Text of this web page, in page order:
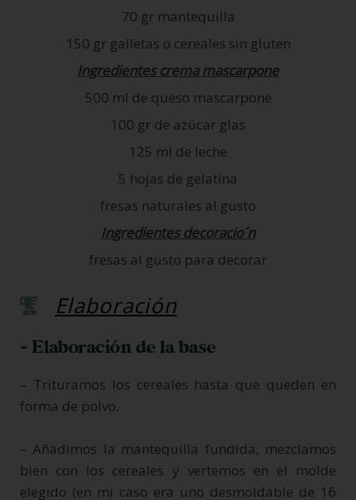
70 gr mantequilla
150 gr galletas o cereales sin gluten
Ingredientes crema mascarpone
500 ml de queso mascarpone
100 gr de azúcar glas
125 ml de leche
5 hojas de gelatina
fresas naturales al gusto
Ingredientes decoracio´n
fresas al gusto para decorar
Elaboración
- Elaboración de la base
– Trituramos los cereales hasta que queden en
forma de polvo.
– Añadimos la mantequilla fundida, mezclamos
bien con los cereales y vertemos en el molde
elegido (en mi caso era uno desmoldable de 16